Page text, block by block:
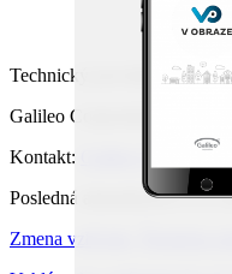
Technický prevádzkovateľ:
Galileo Corporation s.r.o.,
Kontakt:
Galileo Corporation
Posledná aktualizácia: 6. 8.
Zmena vzhľadu